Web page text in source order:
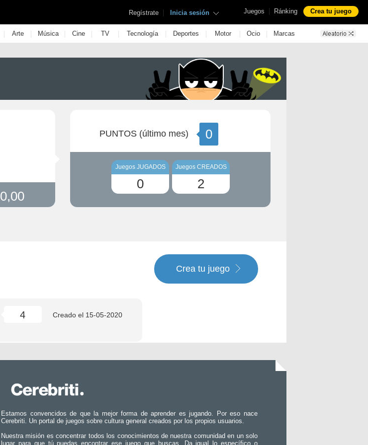
Juegos | Ránking Crea tu juego
Regístrate | Inicia sesión
| Arte | Música | Cine | TV | Tecnología | Deportes | Motor | Ocio | Marcas
0,00
PUNTOS (último mes) 0
Juegos JUGADOS
0
Juegos CREADOS
2
Crea tu juego
4 Creado el 15-05-2020
Estamos convencidos de que la mejor forma de aprender es jugando. Por eso nace
Cerebriti. Un portal de juegos sobre cultura general creados por los propios usuarios.
Nuestra misión es concentrar todos los conocimientos de nuestra comunidad en un solo
lugar para que tú puedas encontrar ese juego que buscas. Da igual lo específico o